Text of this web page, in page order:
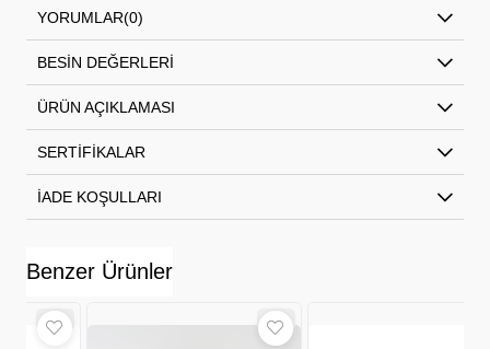
YORUMLAR(0)
BESIN DEĞERLERI
ÜRÜN AÇIKLAMASI
SERTIFIKALAR
İADE KOŞULLARI
Benzer Ürünler